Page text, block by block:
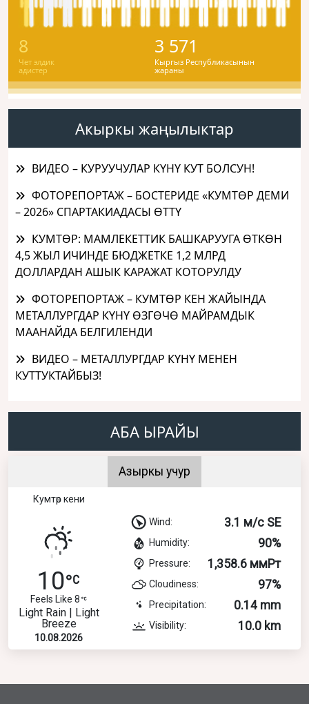
8
Чет элдик
адистер
3 571
Кыргыз Республикасынын
жараны
Акыркы жаңылыктар
ВИДЕО – КУРУУЧУЛАР КҮНҮ КУТ БОЛСУН!
ФОТОРЕПОРТАЖ – БОСТЕРИДЕ «КУМТӨР ДЕМИ
– 2026» СПАРТАКИАДАСЫ ӨТТҮ
КУМТӨР: МАМЛЕКЕТТИК БАШКАРУУГА ӨТКӨН
4,5 ЖЫЛ ИЧИНДЕ БЮДЖЕТКЕ 1,2 МЛРД
ДОЛЛАРДАН АШЫК КАРАЖАТ КОТОРУЛДУ
ФОТОРЕПОРТАЖ – КУМТӨР КЕН ЖАЙЫНДА
МЕТАЛЛУРГДАР КҮНҮ ӨЗГӨЧӨ МАЙРАМДЫК
МААНАЙДА БЕЛГИЛЕНДИ
ВИДЕО – МЕТАЛЛУРГДАР КҮНҮ МЕНЕН
КУТТУКТАЙБЫЗ!
АБА ЫРАЙЫ
Азыркы учур
Кумтөр кени
10
Feels Like 8
Light Rain | Light
Breeze
10.08.2026
Wind: 3.1 м/с SE
Humidity: 90%
Pressure: 1,358.6 ммРт
Cloudiness: 97%
Precipitation: 0.14 mm
Visibility: 10.0 km